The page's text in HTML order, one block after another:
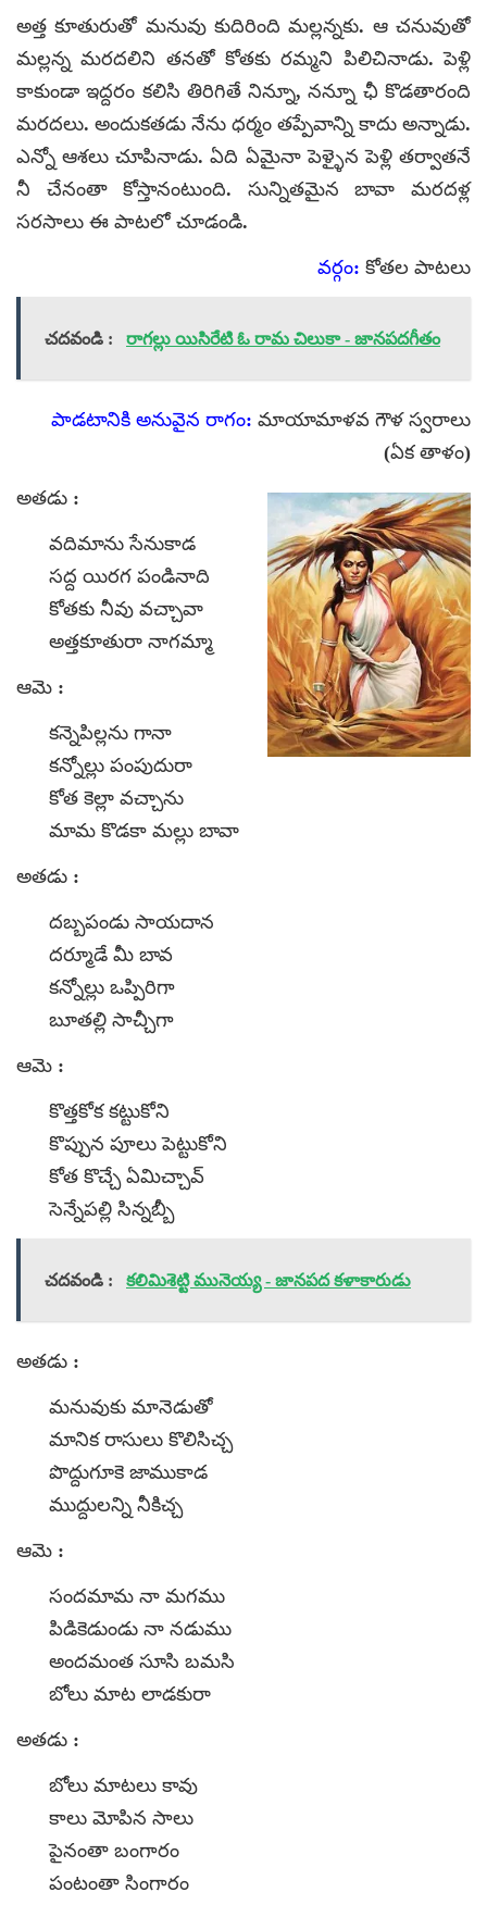
అత్త కూతురుతో మనువు కుదిరింది మల్లన్నకు. ఆ చనువుతో
మల్లన్న మరదలిని తనతో కోతకు రమ్మని పిలిచినాడు. పెళ్లి
కాకుండా ఇద్దరం కలిసి తిరిగితే నిన్నూ, నన్నూ ఛీ కొడతారంది
మరదలు. అందుకతడు నేను ధర్మం తప్పేవాన్ని కాదు అన్నాడు.
ఎన్నో ఆశలు చూపినాడు. ఏది ఏమైనా పెళ్ళైన పెళ్లి తర్వాతనే
నీ చేనంతా కోస్తానంటుంది. సున్నితమైన బావా మరదళ్ల
సరసాలు ఈ పాటలో చూడండి.
వర్గం: కోతల పాటలు
చదవండి : రాగల్లు యిసిరేటి ఓ రామ చిలుకా - జానపదగీతం
పాడటానికి అనువైన రాగం: మాయామాళవ గౌళ స్వరాలు
(ఏక తాళం)
అతడు :
వదిమాను సేనుకాడ
సద్ద యిరగ పండినాది
కోతకు నీవు వచ్చావా
అత్తకూతురా నాగమ్మా
ఆమె :
కన్నెపిల్లను గానా
కన్నోల్లు పంపుదురా
కోత కెల్లా వచ్చాను
మామ కొడకా మల్లు బావా
అతడు :
దబ్బపండు సాయదాన
దర్మూడే మీ బావ
కన్నోల్లు ఒప్పిరిగా
బూతల్లి సాచ్చీగా
ఆమె :
కొత్తకోక కట్టుకోని
కొప్పున పూలు పెట్టుకోని
కోత కొచ్చే ఏమిచ్చావ్
సెన్నేపల్లి సిన్నబ్బీ
చదవండి : కలిమిశెట్టి మునెయ్య - జానపద కళాకారుడు
అతడు :
మనువుకు మానెడుతో
మానిక రాసులు కొలిసిచ్చ
పొద్దుగూకె జాముకాడ
ముద్దులన్ని నీకిచ్చ
ఆమె :
సందమామ నా మగము
పిడికెడుండు నా నడుము
అందమంత సూసి బమసి
బోలు మాట లాడకురా
అతడు :
బోలు మాటలు కావు
కాలు మోపిన సాలు
పైనంతా బంగారం
పంటంతా సింగారం